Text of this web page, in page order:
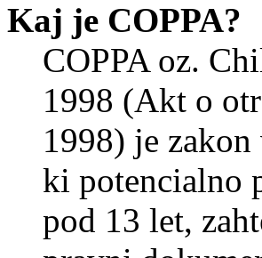
Kaj je COPPA?
COPPA oz.
1998 (Akt o
1998) je
ki potencialno
pod 13 let,